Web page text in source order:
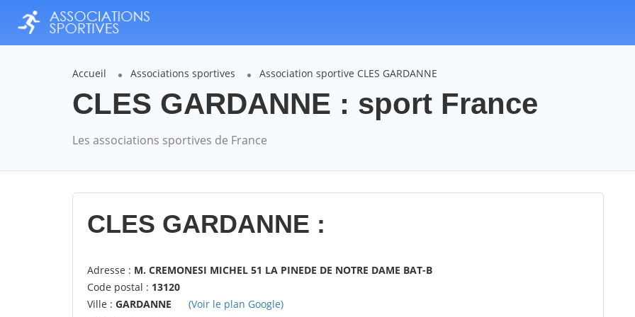
Accueil Associations sportives Association sportive CLES GARDANNE
CLES GARDANNE : sport France
Les associations sportives de France
CLES GARDANNE :
Adresse : M. CREMONESI MICHEL 51 LA PINEDE DE NOTRE DAME BAT-B
Code postal : 13120
Ville : GARDANNE
(Voir le plan Google)